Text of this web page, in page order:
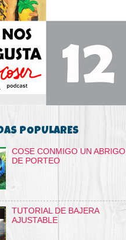
POPULARES
COSE CONMIGO UN ABRIGO
DE PORTEO
TUTORIAL DE BAJERA
AJUSTABLE